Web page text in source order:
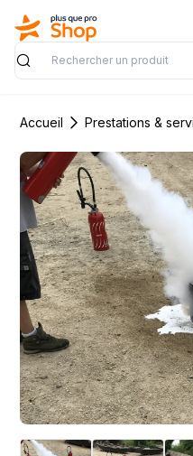
Rechercher
Accueil Prestations &